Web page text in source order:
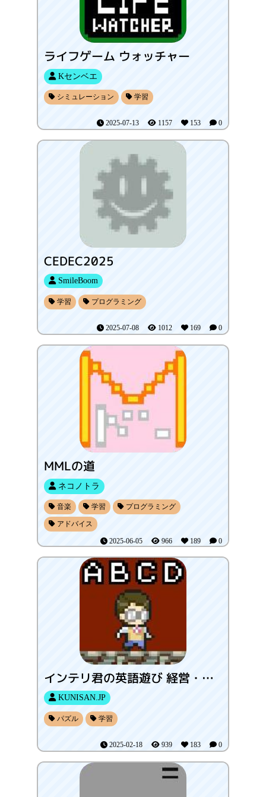
ライフゲーム ウォッチャー
Kセンベエ
シミュレーション 学習
2025-07-13 1157 153 0
CEDEC2025
SmileBoom
学習 プログラミング
2025-07-08 1012 169 0
MMLの道
ネコノトラ
音楽 学習 プログラミング
アドバイス
2025-06-05 966 189 0
インテリ君の英語遊び 経営・管理部門編
KUNISAN.JP
パズル 学習
2025-02-18 939 183 0